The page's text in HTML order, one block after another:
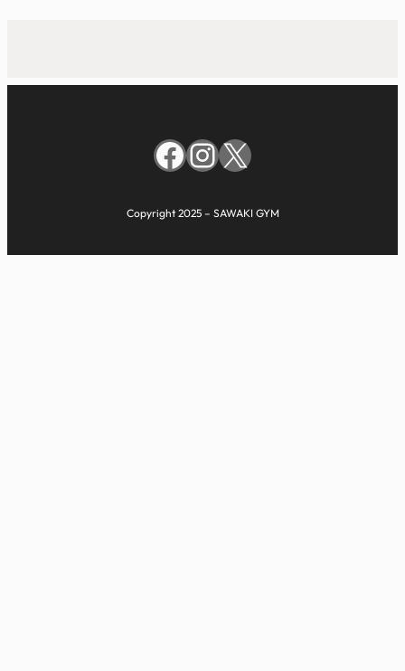
Facebook
Instagram
X
Copyright 2025 – SAWAKI GYM